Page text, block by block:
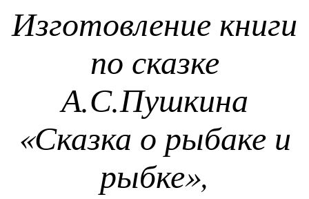
Изготовление книги
по сказке
А.С.Пушкина
«Сказка о рыбаке и
рыбке»,